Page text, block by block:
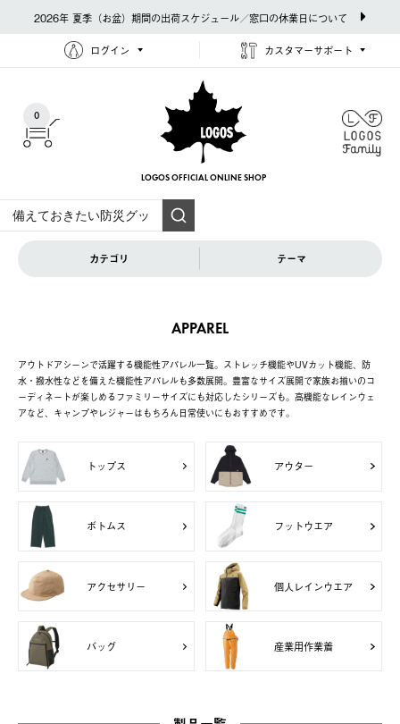
2026年 夏季（お盆）期間の出荷スケジュール／窓口の休業日について
ログイン カスタマーサポート
0
LOGOS OFFICIAL ONLINE SHOP
カテゴリ テーマ
APPAREL
アウトドアシーンで活躍する機能性アパレル一覧。ストレッチ機能やUVカット機能、防
水・撥水性などを備えた機能性アパレルも多数展開。豊富なサイズ展開で家族お揃いのコ
ーディネートが楽しめるファミリーサイズにも対応したシリーズも。高機能なレインウェ
アなど、キャンプやレジャーはもちろん日常使いにもおすすめです。
トップス アウター
ボトムス フットウエア
アクセサリー 個人レインウエア
バッグ 産業用作業着